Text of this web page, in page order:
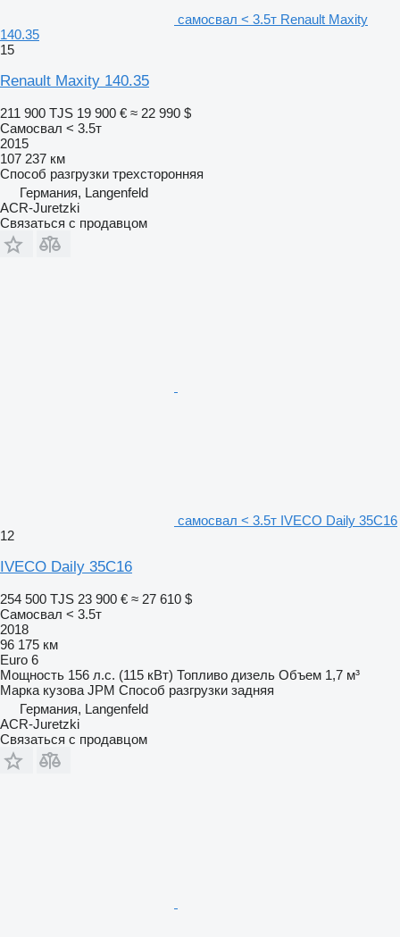
самосвал < 3.5т Renault Maxity
140.35
15
Renault Maxity 140.35
211 900 TJS 19 900 € ≈ 22 990 $
Самосвал < 3.5т
2015
107 237 км
Способ разгрузки трехсторонняя
Германия, Langenfeld
ACR-Juretzki
Связаться с продавцом
самосвал < 3.5т IVECO Daily 35C16
12
IVECO Daily 35C16
254 500 TJS 23 900 € ≈ 27 610 $
Самосвал < 3.5т
2018
96 175 км
Euro 6
Мощность 156 л.с. (115 кВт) Топливо дизель Объем 1,7 м³
Марка кузова JPM Способ разгрузки задняя
Германия, Langenfeld
ACR-Juretzki
Связаться с продавцом